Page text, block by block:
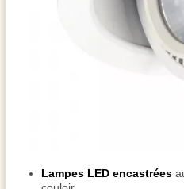
Lampes LED encastrées